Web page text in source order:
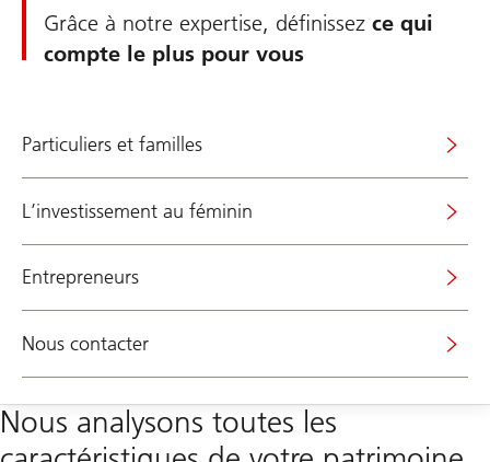
Grâce à notre expertise, définissez ce qui
compte le plus pour vous
Particuliers et familles
L’investissement au féminin
Entrepreneurs
Nous contacter
Nous analysons toutes les